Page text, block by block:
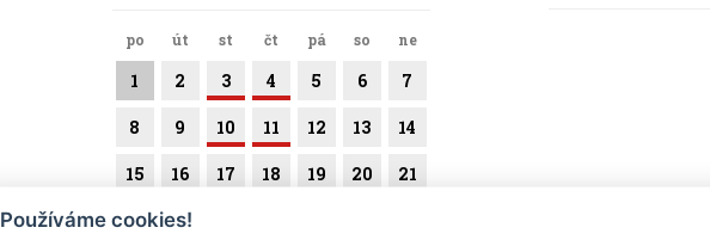
po út st čt pá so ne
1 2 3 4 5 6 7
8 9 10 11 12 13 14
15 16 17 18 19 20 21
22 23
Používáme cookies!